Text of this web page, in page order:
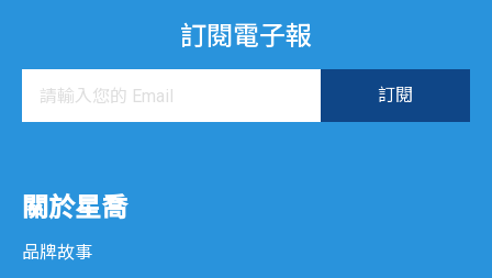
訂閱電子報
關於星喬
品牌故事